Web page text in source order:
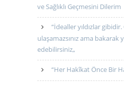
ve Sağlıklı Geçmesini Dilerim
“İdealler yıldızlar
ulaşamazsınız ama
edebilirsiniz„
“Her Hakîkat Önce Bir